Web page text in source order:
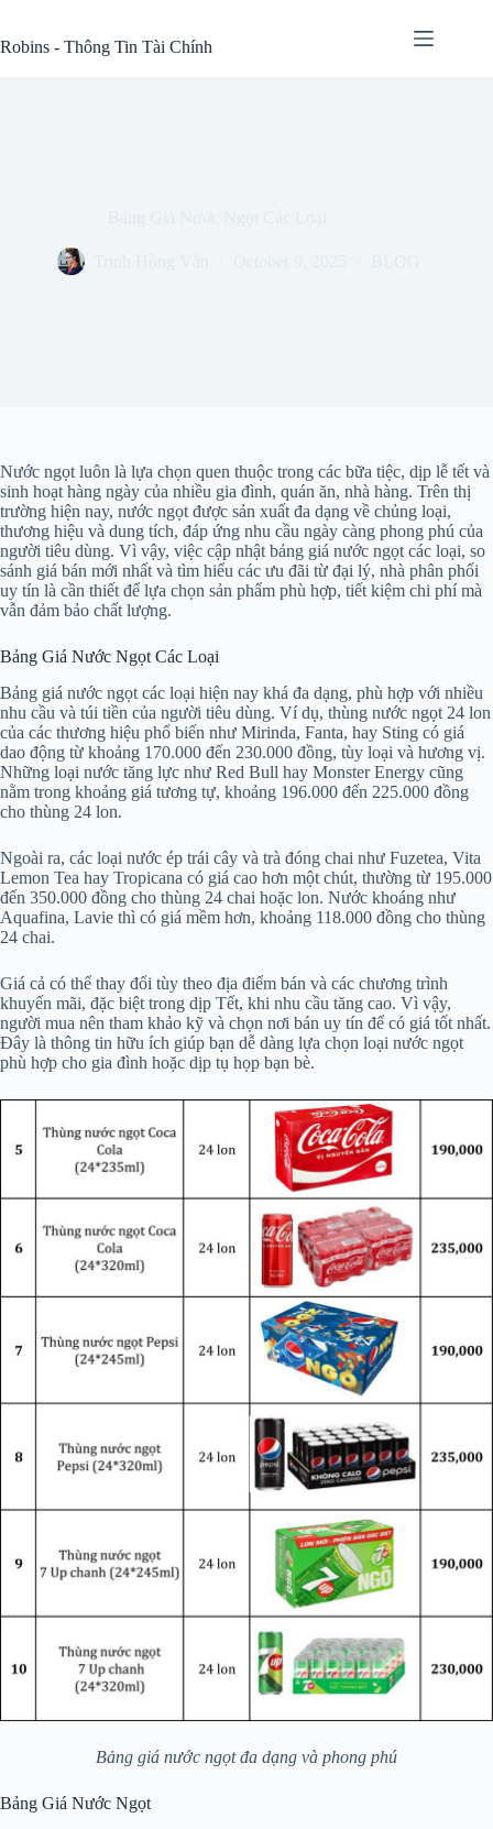
content
Robins - Thông Tin Tài Chính
Nước ngọt luôn là lựa chọn quen thuộc trong các bữa tiệc, dịp lễ tết và
sinh hoạt hàng ngày của nhiều gia đình, quán ăn, nhà hàng. Trên thị
trường hiện nay, nước ngọt được sản xuất đa dạng về chủng loại,
thương hiệu và dung tích, đáp ứng nhu cầu ngày càng phong phú của
người tiêu dùng. Vì vậy, việc cập nhật bảng giá nước ngọt các loại, so
sánh giá bán mới nhất và tìm hiểu các ưu đãi từ đại lý, nhà phân phối
uy tín là cần thiết để lựa chọn sản phẩm phù hợp, tiết kiệm chi phí mà
vẫn đảm bảo chất lượng.
Bảng Giá Nước Ngọt Các Loại
Bảng giá nước ngọt các loại hiện nay khá đa dạng, phù hợp với nhiều
nhu cầu và túi tiền của người tiêu dùng. Ví dụ, thùng nước ngọt 24 lon
của các thương hiệu phổ biến như Mirinda, Fanta, hay Sting có giá
dao động từ khoảng 170.000 đến 230.000 đồng, tùy loại và hương vị.
Những loại nước tăng lực như Red Bull hay Monster Energy cũng
nằm trong khoảng giá tương tự, khoảng 196.000 đến 225.000 đồng
cho thùng 24 lon.
Ngoài ra, các loại nước ép trái cây và trà đóng chai như Fuzetea, Vita
Lemon Tea hay Tropicana có giá cao hơn một chút, thường từ 195.000
đến 350.000 đồng cho thùng 24 chai hoặc lon. Nước khoáng như
Aquafina, Lavie thì có giá mềm hơn, khoảng 118.000 đồng cho thùng
24 chai.
Giá cả có thể thay đổi tùy theo địa điểm bán và các chương trình
khuyến mãi, đặc biệt trong dịp Tết, khi nhu cầu tăng cao. Vì vậy,
người mua nên tham khảo kỹ và chọn nơi bán uy tín để có giá tốt nhất.
Đây là thông tin hữu ích giúp bạn dễ dàng lựa chọn loại nước ngọt
phù hợp cho gia đình hoặc dịp tụ họp bạn bè.
Bảng giá nước ngọt đa dạng và phong phú
Bảng Giá Nước Ngọt